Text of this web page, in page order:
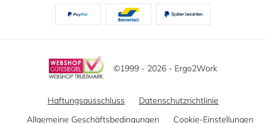
©1999 - 2026 - Ergo2Work
Haftungsausschluss
Datenschutzrichtlinie
Allgemeine Geschäftsbedingungen
Cookie-Einstellungen